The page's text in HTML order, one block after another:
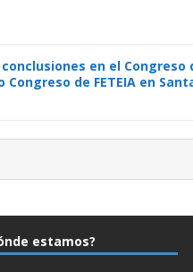
en el Congreso
de FETEIA en
estamos?